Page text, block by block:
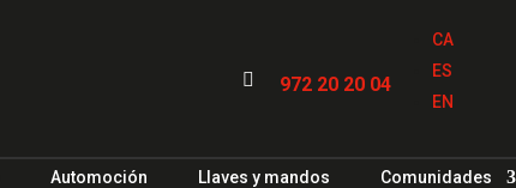
 972 20 20 04
CA
ES
EN
Automoción Llaves y mandos Comunidades